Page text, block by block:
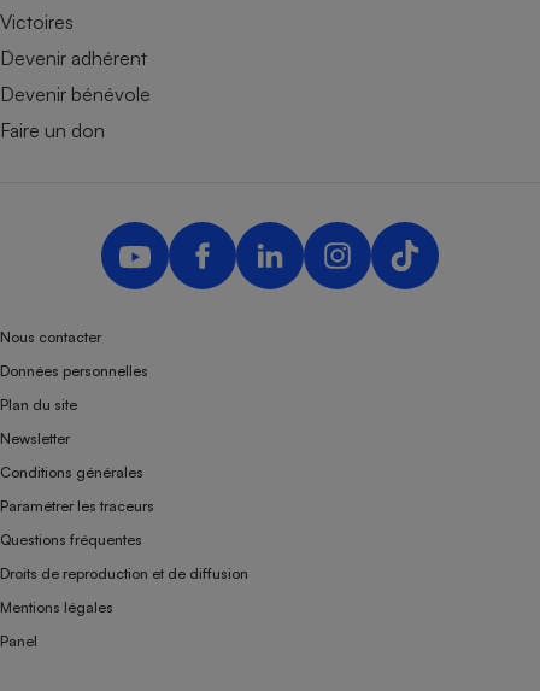
Victoires
Devenir adhérent
Devenir bénévole
Faire un don
Nous contacter
Données personnelles
Plan du site
Newsletter
Conditions générales
Paramétrer les traceurs
Questions fréquentes
Droits de reproduction et de diffusion
Mentions légales
Panel